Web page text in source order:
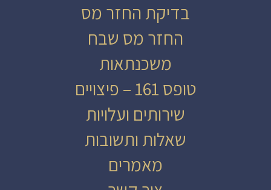
בדיקת החזר מס
החזר מס שבח
משכנתאות
טופס 161 – פיצויים
שירותים ועלויות
שאלות ותשובות
מאמרים